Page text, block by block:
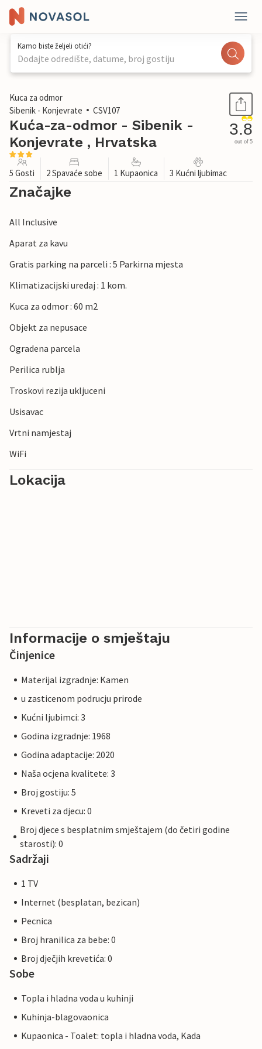
Kamo biste željeli otići?
Dodajte odredište, datume, broj gostiju
1 / 20
Kuca za odmor
Sibenik - Konjevrate
CSV107
Kuća-za-odmor - Sibenik -
Konjevrate , Hrvatska
3.8
out of 5
5 Gosti 2 Spavaće sobe 1 Kupaonica 3 Kućni ljubimac
Značajke
All Inclusive
Aparat za kavu
Gratis parking na parceli : 5 Parkirna mjesta
Klimatizacijski uredaj : 1 kom.
Kuca za odmor : 60 m2
Objekt za nepusace
Ogradena parcela
Perilica rublja
Troskovi rezija ukljuceni
Usisavac
Vrtni namjestaj
WiFi
Lokacija
Informacije o smještaju
Činjenice
Materijal izgradnje: Kamen
u zasticenom podrucju prirode
Kućni ljubimci: 3
Godina izgradnje: 1968
Godina adaptacije: 2020
Naša ocjena kvalitete: 3
Broj gostiju: 5
Kreveti za djecu: 0
Broj djece s besplatnim smještajem (do četiri godine
starosti): 0
Sadržaji
1 TV
Internet (besplatan, bezican)
Pecnica
Broj hranilica za bebe: 0
Broj dječjih krevetića: 0
Sobe
Topla i hladna voda u kuhinji
Kuhinja-blagovaonica
Kupaonica - Toalet: topla i hladna voda, Kada